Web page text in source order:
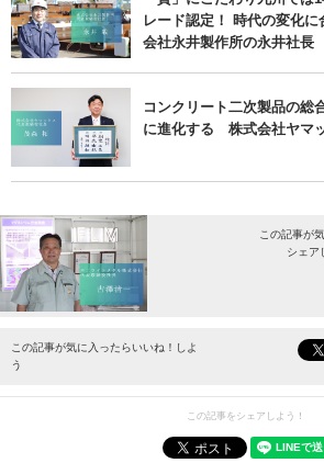
レード認定！ 時代の変化
会社永井製作所の永井社長
コンクリート二次製品の総
に進化する 株式会社ヤマ
この記事が
シェア
最新情報をお
この記事が気に入ったらいいね！しよ
う
この記事をシェアしよう！